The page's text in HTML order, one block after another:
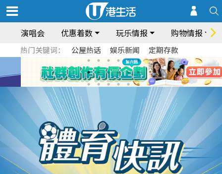
演唱会 优惠着数 玩乐情报 购物情报
热门关键词： 公屋热话 娱乐新闻 定期存款